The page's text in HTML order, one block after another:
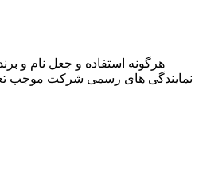
هرگونه استفاده و جعل نام و
نمایندگی های رسمی شرکت موجب